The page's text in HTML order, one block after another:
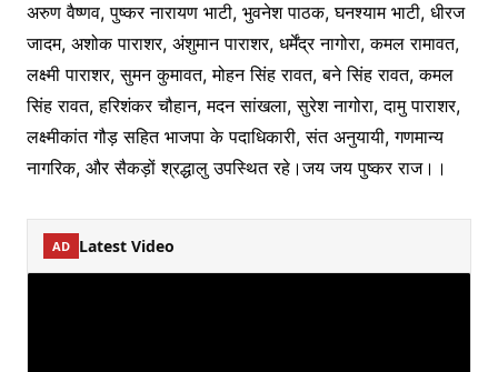
अरुण वैष्णव, पुष्कर नारायण भाटी, भुवनेश पाठक, घनश्याम भाटी, धीरज
जादम, अशोक पाराशर, अंशुमान पाराशर, धर्मेंद्र नागोरा, कमल रामावत,
लक्ष्मी पाराशर, सुमन कुमावत, मोहन सिंह रावत, बने सिंह रावत, कमल
सिंह रावत, हरिशंकर चौहान, मदन सांखला, सुरेश नागोरा, दामु पाराशर,
लक्ष्मीकांत गौड़ सहित भाजपा के पदाधिकारी, संत अनुयायी, गणमान्य
नागरिक, और सैकड़ों श्रद्धालु उपस्थित रहे।जय जय पुष्कर राज।।
AD Latest Video